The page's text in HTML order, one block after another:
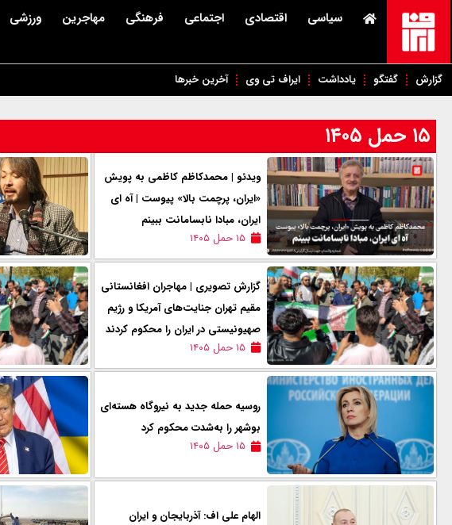
سیاسی اقتصادی اجتماعی فرهنگی مهاجرین ورزشی
گزارش گفتگو یادداشت ایراف تی وی آخرین خبرها
۱۵ حمل ۱۴۰۵
ویدئو | محمدکاظم کاظمی به پویش
«ایران، پرچمت بالا» پیوست | آه ای
ایران، مبادا نابسامانت ببینم
۱۵ حمل ۱۴۰۵
گزارش تصویری | مهاجران افغانستانی
مقیم تهران جنایت‌های آمریکا و رژیم
صهیونیستی در ایران را محکوم کردند
۱۵ حمل ۱۴۰۵
روسیه حمله جدید به نیروگاه هسته‌ای
بوشهر را به‌شدت محکوم کرد
۱۵ حمل ۱۴۰۵
الهام علی اف: آذربایجان و ایران